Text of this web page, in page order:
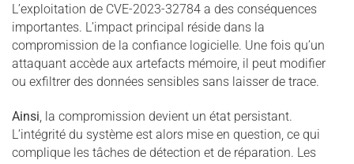
L’exploitation de CVE-2023-32784 a des conséquences
importantes. L’impact principal réside dans la
compromission de la confiance logicielle. Une fois qu’un
attaquant accède aux artefacts mémoire, il peut modifier
ou exfiltrer des données sensibles sans laisser de trace.
Ainsi , la compromission devient un état persistant.
L’intégrité du système est alors mise en question, ce qui
complique les tâches de détection et de réparation. Les